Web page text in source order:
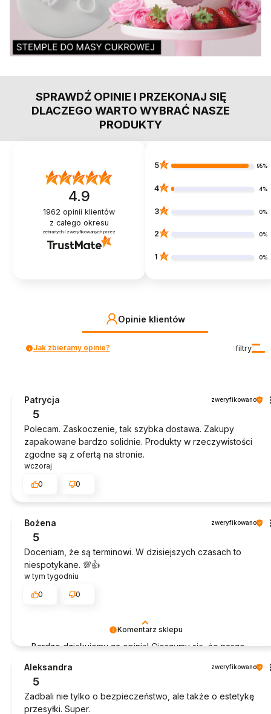
SPRAWDŹ OPINIE I PRZEKONAJ SIĘ
DLACZEGO WARTO WYBRAĆ NASZE
PRODUKTY
4.9
1962 opinii klientów
z całego okresu
zebranych i zweryfikowanych przez
5 95%
4 4%
3 0%
2 0%
1 0%
Opinie klientów
filtry
Jak zbieramy opinie?
Patrycja zweryfikowano
5
Polecam. Zaskoczenie, tak szybka dostawa. Zakupy
zapakowane bardzo solidnie. Produkty w rzeczywistości
zgodne są z ofertą na stronie.
wczoraj
0
0
Komentarz sklepu
Bardzo dziękujemy za opinię! Cieszymy się, że nasze
Bożena zweryfikowano
5
Doceniam, że są terminowi. W dzisiejszych czasach to
niespotykane. 💯👍️
w tym tygodniu
0
0
Aleksandra zweryfikowano
5
Zadbali nie tylko o bezpieczeństwo, ale także o estetykę
przesyłki. Super.